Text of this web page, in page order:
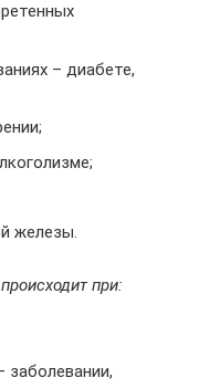
– диабете,
железы.
при:
заболевании,